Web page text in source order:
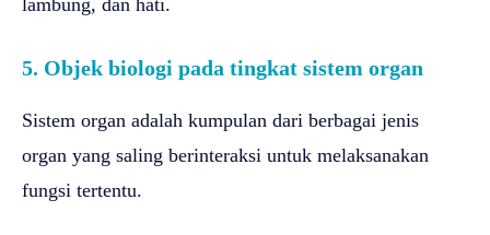
lambung, dan hati.
5. Objek biologi pada tingkat sistem organ
Sistem organ adalah kumpulan dari berbagai jenis
organ yang saling berinteraksi untuk melaksanakan
fungsi tertentu.